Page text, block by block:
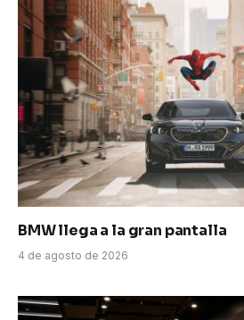
BMW llega a la gran pantalla
4 de agosto de 2026